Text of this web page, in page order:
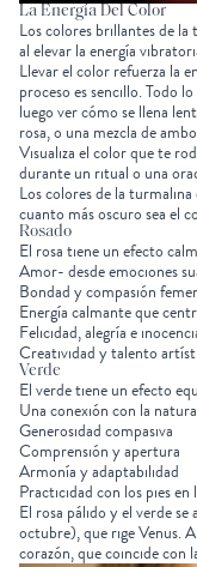
La Energía Del Color
Los colores brillantes de
al elevar la energía
Llevar el color refuerza la
proceso es sencillo. Todo
luego ver cómo se llena
rosa, o una mezcla de
Visualiza el color que te
durante un ritual o una
Los colores de la
cuanto más oscuro sea el
Rosado
El rosa tiene un efecto
Amor- desde emociones
Bondad y compasión
Energía calmante que
Felicidad, alegría e
Creatividad y talento
Verde
El verde tiene un efecto
Una conexión con la
Generosidad compasiva
Comprensión y apertura
Armonía y adaptabilidad
Practicidad con los pies en
El rosa pálido y el verde se
octubre), que rige Venus.
corazón, que coincide con